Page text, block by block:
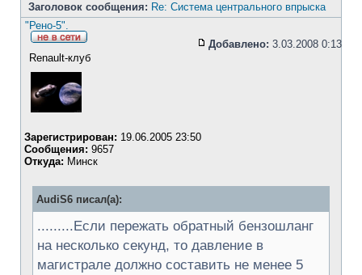
Заголовок сообщения: Re: Система центрального впрыска
"Рено-5".
Добавлено: 3.03.2008 0:13
Renault-клуб
Зарегистрирован: 19.06.2005 23:50
Сообщения: 9657
Откуда: Минск
AudiS6 писал(а):
.........Если пережать обратный бензошланг
на несколько секунд, то давление в
магистрале должно составить не менее 5